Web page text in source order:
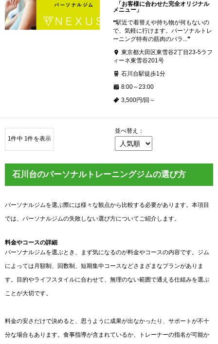
「お客様に合わせた完全オリジナル
メニュー」
❝駅近で着替えや持ち物が何もないの
で、気軽に行けます。パーソナルトレ
ーニング特有の筋肉のバラ...❞
東京都大田区東雪谷2丁目23-5ラフ
ィーネ東雪谷201号
石川台駅徒歩1分
8:00～23:00
3,500円/回～
1件中 1件を表示
並べ替え：
石川台のパーソナルトレーニングジムの選び方
パーソナルジムを選ぶ際には様々な観点から比較する必要があります。本項目
では、パーソナルジムの失敗しない選び方についてご紹介します。
料金やコースの詳細
パーソナルジムを選ぶとき、まず気になるのが料金やコースの内容です。ジム
によっては月額制、回数制、短期集中コースなどさまざまなプランがありま
す。目的やライフスタイルに合わせて、無理のない範囲で通える仕組みを選ぶ
ことが大切です。
料金の安さだけで決めると、思うように成果が出なかったり、サポートが不十
分な場合もあります。食事指導が含まれているか、トレーナーの指名が可能か